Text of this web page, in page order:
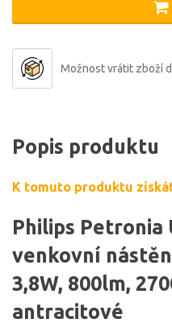
Možnost vrátit zboží
Popis produktu
K tomuto produktu
Philips
venkovní
3,8W, 800lm,
antracitové